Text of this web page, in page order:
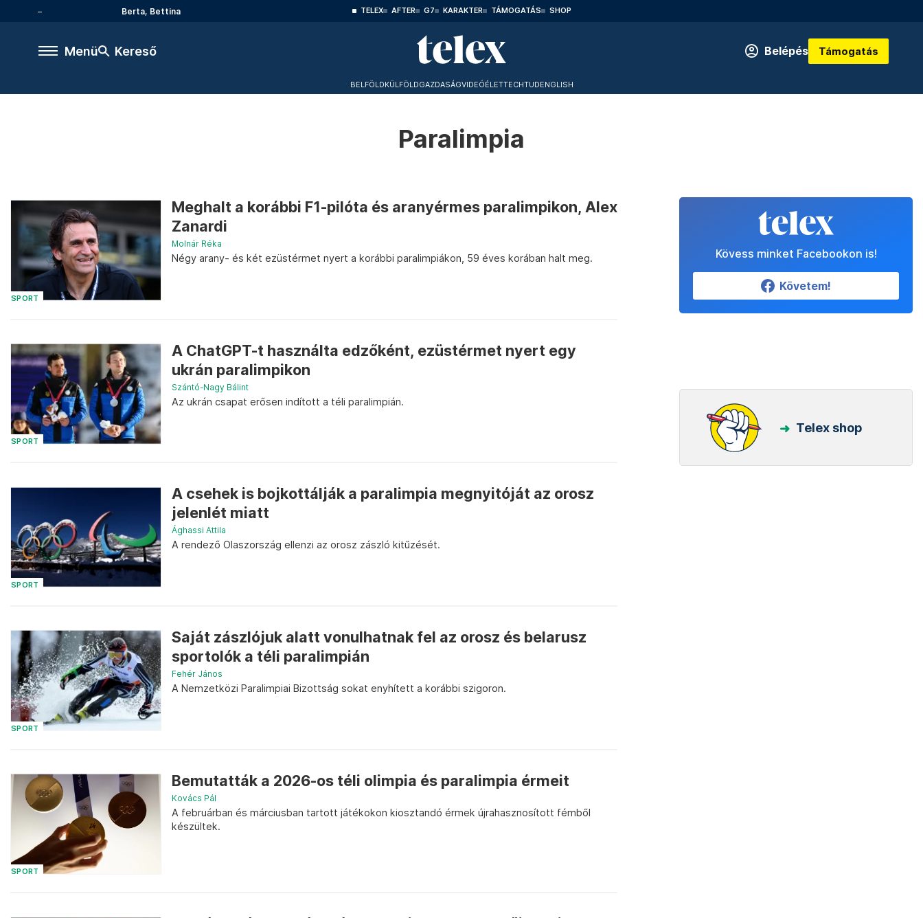
Berta, Bettina TELEX AFTER G7 KARAKTER TÁMOGATÁS SHOP
Menü Kereső Belépés Támogatás
BELFÖLDKÜLFÖLDGAZDASÁGVIDEÓÉLETTECHTUDENGLISH
Paralimpia
SPORT
Meghalt a korábbi F1-pilóta és aranyérmes paralimpikon, Alex
Zanardi
Molnár Réka
Négy arany- és két ezüstérmet nyert a korábbi paralimpiákon, 59 éves korában halt meg.
SPORT
A ChatGPT-t használta edzőként, ezüstérmet nyert egy
ukrán paralimpikon
Szántó-Nagy Bálint
Az ukrán csapat erősen indított a téli paralimpián.
SPORT
A csehek is bojkottálják a paralimpia megnyitóját az orosz
jelenlét miatt
Ághassi Attila
A rendező Olaszország ellenzi az orosz zászló kitűzését.
SPORT
Saját zászlójuk alatt vonulhatnak fel az orosz és belarusz
sportolók a téli paralimpián
Fehér János
A Nemzetközi Paralimpiai Bizottság sokat enyhített a korábbi szigoron.
SPORT
Bemutatták a 2026-os téli olimpia és paralimpia érmeit
Kovács Pál
A februárban és márciusban tartott játékokon kiosztandó érmek újrahasznosított fémből
készültek.
Kövess minket Facebookon is!
Követem!
Telex shop